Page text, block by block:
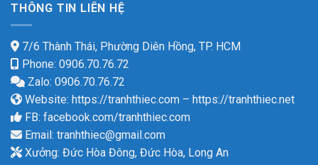
THÔNG TIN LIÊN HỆ
7/6 Thành Thái, Phường Diên Hồng, TP. HCM
Phone: 0906.70.76.72
Zalo: 0906.70.76.72
Website: https://tranhthiec.com – https://tranhthiec.net
FB: facebook.com/tranhthiec.com
Email: tranhthiec@gmail.com
Xưởng: Đức Hòa Đông, Đức Hòa, Long An